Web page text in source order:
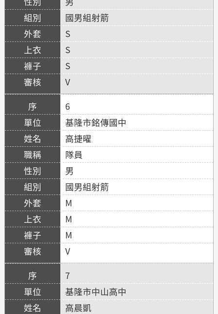
國男組射箭
S
S
S
V
6
基隆市銘傳國中
高捷曜
隊員
男
國男組射箭
M
M
M
V
7
基隆市中山高中
高晨凱